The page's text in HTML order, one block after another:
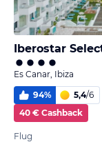
Es Canar, Ibiza
94% 5,4/6
40 € Cashback
Flug